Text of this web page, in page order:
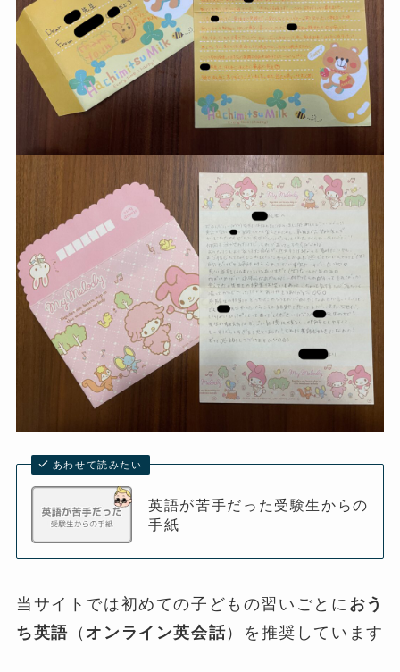
あわせて読みたい
英語が苦手だった受験生からの
手紙
当サイトでは初めての子どもの習いごとに おう
ち英語 （ オンライン英会話）を推奨しています